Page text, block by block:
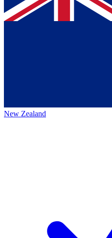
New Zealand